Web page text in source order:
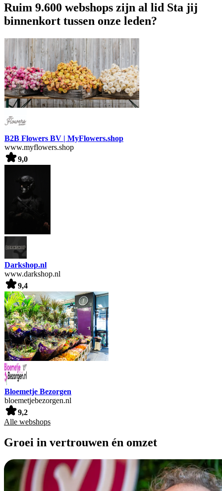
Ruim 9.600 webshops zijn al lid Sta jij
binnenkort tussen onze leden?
B2B Flowers BV | MyFlowers.shop
www.myflowers.shop
9,0
Darkshop.nl
www.darkshop.nl
9,4
Bloemetje Bezorgen
bloemetjebezorgen.nl
9,2
Alle webshops
Groei in vertrouwen én omzet